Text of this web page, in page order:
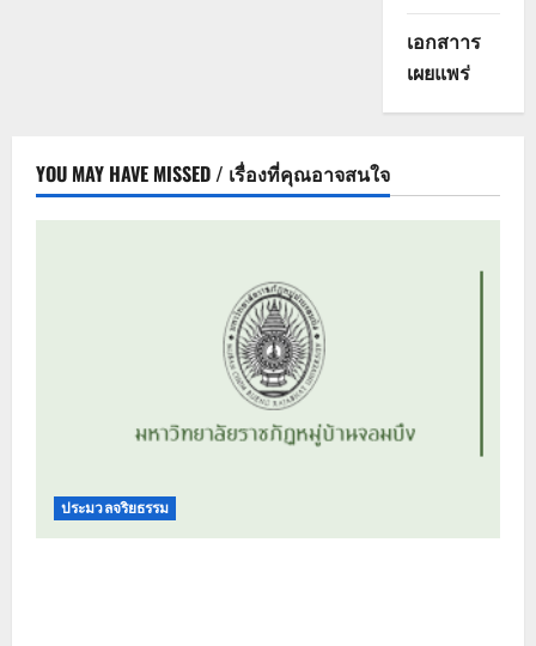
เอกสาาร
เผยแพร่
YOU MAY HAVE MISSED / เรื่องที่คุณอาจสนใจ
ประมวลจริยธรรม